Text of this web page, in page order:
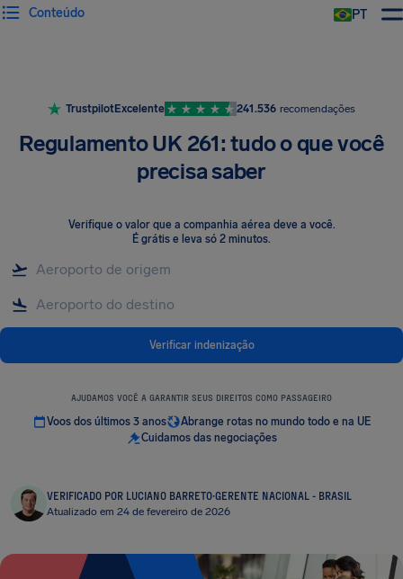
PT
Conteúdo
TrustpilotExcelente 241.536 recomendações
Regulamento UK 261: tudo o que você
precisa saber
Verifique o valor que a companhia aérea deve a você.
É grátis e leva só 2 minutos.
Verificar indenização
AJUDAMOS VOCÊ A GARANTIR SEUS DIREITOS COMO PASSAGEIRO
Voos dos últimos 3 anos
Abrange rotas no mundo todo e na UE
Cuidamos das negociações
VERIFICADO POR LUCIANO BARRETO·GERENTE NACIONAL - BRASIL
Atualizado em 24 de fevereiro de 2026